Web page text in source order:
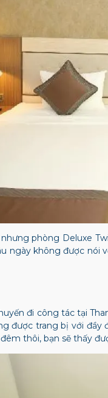
phòng Deluxe
ngày không được
đi công tác tại
được trang bị với
thôi, bạn sẽ thấy